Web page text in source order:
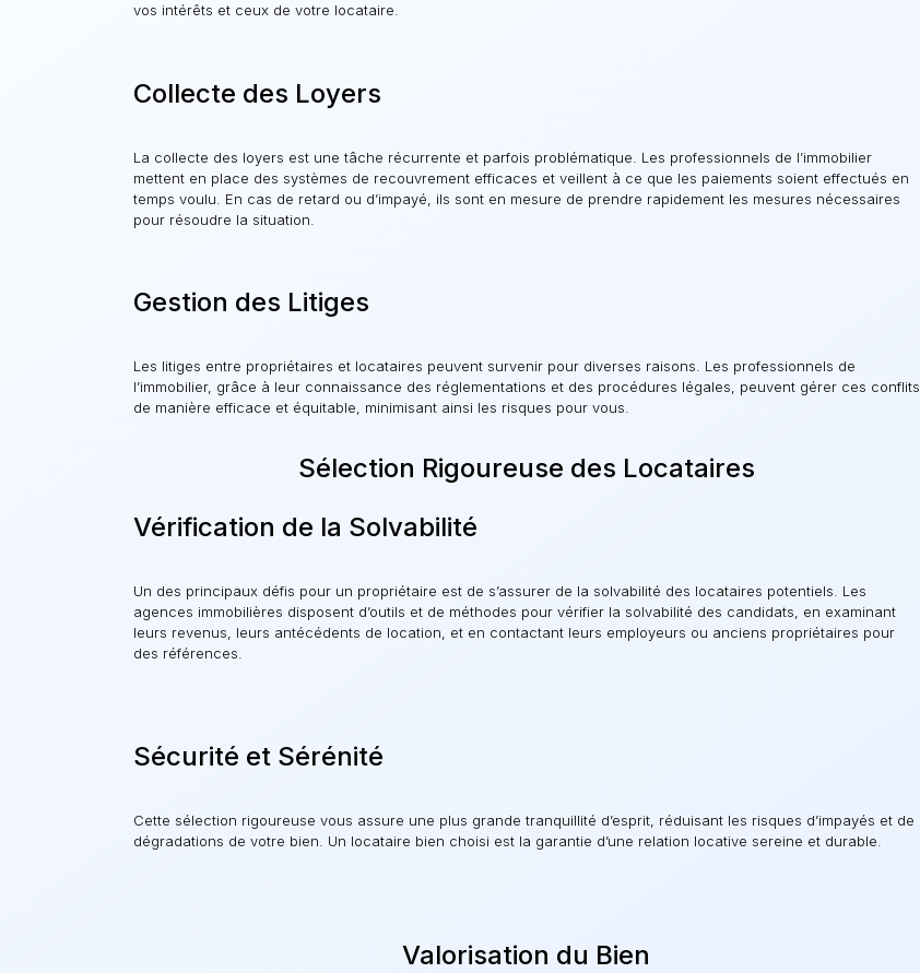
vos intérêts et ceux de votre locataire.
Collecte des Loyers
La collecte des loyers est une tâche récurrente et parfois problématique. Les professionnels de l’immobilier
mettent en place des systèmes de recouvrement efficaces et veillent à ce que les paiements soient effectués en
temps voulu. En cas de retard ou d’impayé, ils sont en mesure de prendre rapidement les mesures nécessaires
pour résoudre la situation.
Gestion des Litiges
Les litiges entre propriétaires et locataires peuvent survenir pour diverses raisons. Les professionnels de
l’immobilier, grâce à leur connaissance des réglementations et des procédures légales, peuvent gérer ces conflits
de manière efficace et équitable, minimisant ainsi les risques pour vous.
Sélection Rigoureuse des Locataires
Vérification de la Solvabilité
Un des principaux défis pour un propriétaire est de s’assurer de la solvabilité des locataires potentiels. Les
agences immobilières disposent d’outils et de méthodes pour vérifier la solvabilité des candidats, en examinant
leurs revenus, leurs antécédents de location, et en contactant leurs employeurs ou anciens propriétaires pour
des références.
Sécurité et Sérénité
Cette sélection rigoureuse vous assure une plus grande tranquillité d’esprit, réduisant les risques d’impayés et de
dégradations de votre bien. Un locataire bien choisi est la garantie d’une relation locative sereine et durable.
Valorisation du Bien